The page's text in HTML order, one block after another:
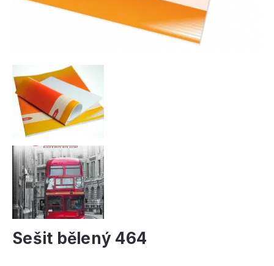
Sešit bělený 464